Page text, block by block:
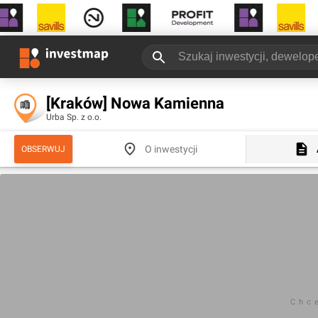
[Kraków] Nowa Kamienna
Urba Sp. z o.o.
OBSERWUJ O inwestycji